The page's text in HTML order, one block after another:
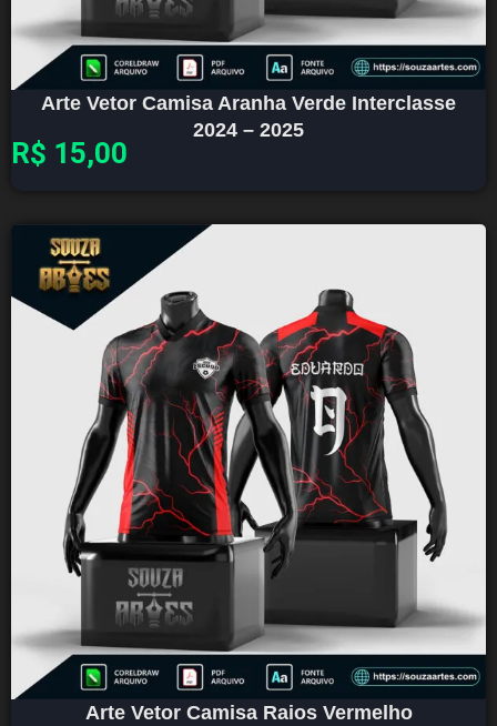
Arte Vetor Camisa Aranha Verde Interclasse
2024 – 2025
R$ 15,00
Arte Vetor Camisa Raios Vermelho